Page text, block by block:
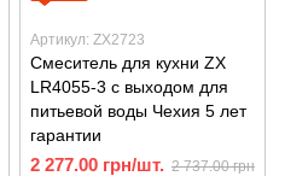
Артикул: ZX2723
Смеситель для кухни ZХ
LR4055-3 с выходом для
питьевой воды Чехия 5 лет
гарантии
2 277.00 грн/шт. 2 737.00 грн